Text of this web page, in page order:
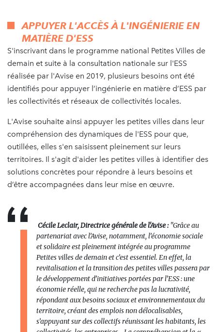
APPUYER L'ACCÈS À L'INGÉNIERIE EN
MATIÈRE D'ESS
S'inscrivant dans le programme national Petites Villes de
demain et suite à la consultation nationale sur l'ESS
réalisée par l'Avise en 2019, plusieurs besoins ont été
identifiés pour appuyer l’ingénierie en matière d’ESS par
les collectivités et réseaux de collectivités locales.
L'Avise souhaite ainsi appuyer les petites villes dans leur
compréhension des dynamiques de l'ESS pour que,
outillées, elles s'en saisissent pleinement sur leurs
territoires. Il s'agit d'aider les petites villes à identifier des
solutions concrètes pour répondre à leurs besoins et
d’être accompagnées dans leur mise en œuvre.
Cécile Leclair, Directrice générale de l'Avise :"Grâce au
partenariat avec l’Avise, notamment, l’économie sociale
et solidaire est pleinement intégrée au programme
Petites villes de demain et c’est essentiel. En effet, la
revitalisation et la transition des petites villes passera par
le développement d’initiatives portées par l’ESS : une
économie réelle, qui ne recherche pas la lucrativité,
répondant aux besoins sociaux et environnementaux du
territoire, créant des emplois non délocalisables,
s’appuyant sur des collectifs réunissant les habitants, les